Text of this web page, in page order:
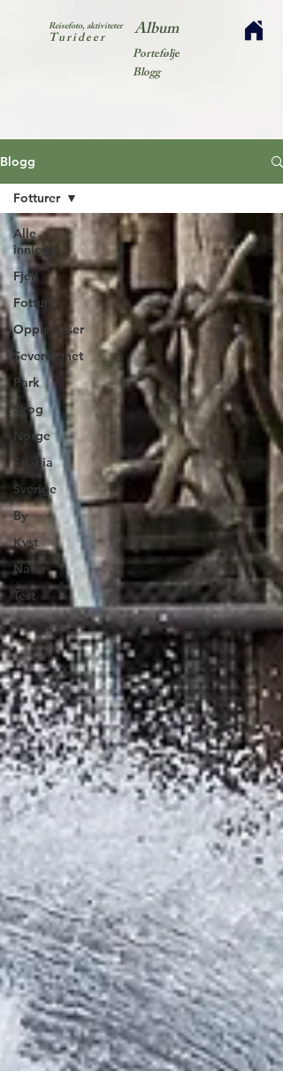
Reisefoto, aktiviteter
Turideer Album
Portefølje
Blogg
Blogg
Alle
innlegg
Fjell
Fotturer
Opplevelser
Severdighet
Park
Skog
Norge
Spania
Sverige
By
Kyst
Natur
Test
Fotturer